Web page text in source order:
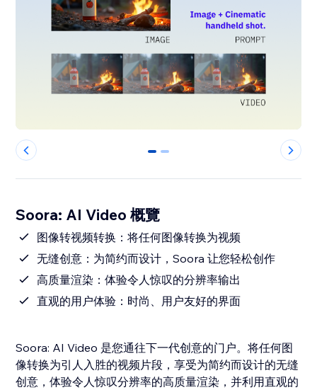
0 1
Soora: AI Video 概覽
图像转视频转换：将任何图像转换为视频
无缝创意：为简约而设计，Soora 让您轻松创作
高质量渲染：体验令人惊叹的分辨率输出
直观的用户体验：时尚、用户友好的界面
Soora: AI Video 是您通往下一代创意的门户。将任何图
像转换为引人入胜的视频片段，享受为简约而设计的无缝
创意，体验令人惊叹分辨率的高质量渲染，并利用直观的